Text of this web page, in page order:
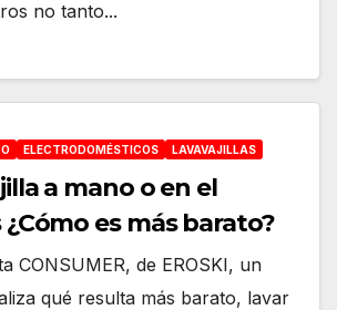
no tanto...
ELECTRODOMÉSTICOS LAVAVAJILLAS
a mano o en el
es más barato?
CONSUMER, de EROSKI, un
qué resulta más barato, lavar